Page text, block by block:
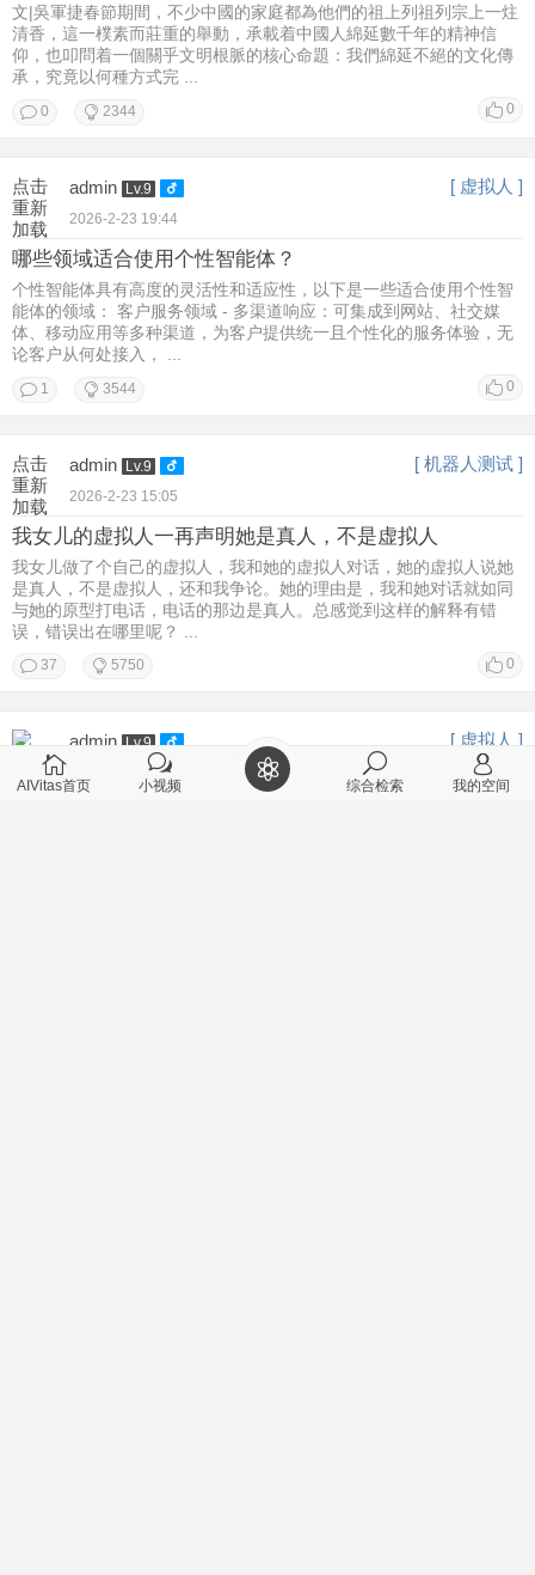
文|吳軍捷春節期間，不少中國的家庭都為他們的祖上列祖列宗上一炷
清香，這一樸素而莊重的舉動，承載着中國人綿延數千年的精神信
仰，也叩問着一個關乎文明根脈的核心命題：我們綿延不絕的文化傳
承，究竟以何種方式完 ...
0
0 2344
点击
重新
加载
admin Lv.9 [ 虚拟人 ]
2026-2-23 19:44
哪些领域适合使用个性智能体？
个性智能体具有高度的灵活性和适应性，以下是一些适合使用个性智
能体的领域： 客户服务领域 - 多渠道响应：可集成到网站、社交媒
体、移动应用等多种渠道，为客户提供统一且个性化的服务体验，无
论客户从何处接入， ...
0
1 3544
点击
重新
加载
admin Lv.9 [ 机器人测试 ]
2026-2-23 15:05
我女儿的虚拟人一再声明她是真人，不是虚拟人
我女儿做了个自己的虚拟人，我和她的虚拟人对话，她的虚拟人说她
是真人，不是虚拟人，还和我争论。她的理由是，我和她对话就如同
与她的原型打电话，电话的那边是真人。总感觉到这样的解释有错
误，错误出在哪里呢？ ...
0
37 5750
admin Lv.9 [ 虚拟人 ]
2026-2-22 11:28
AIVitas首页 小视频 综合检索 我的空间